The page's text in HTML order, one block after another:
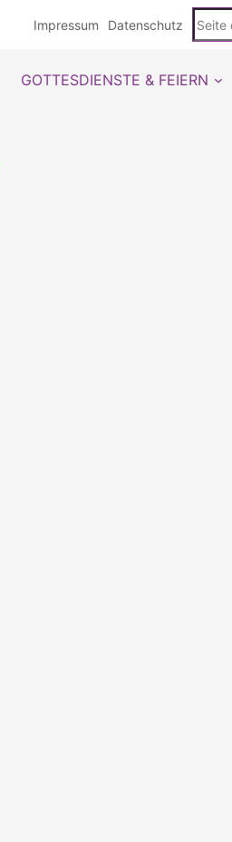
Impressum Datenschutz
Seite
GOTTESDIENSTE & FEIERN